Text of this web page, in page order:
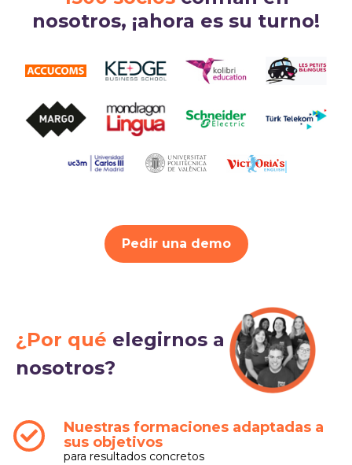
nosotros, ¡ahora es su turno!
Pedir una demo
¿Por qué elegirnos a
nosotros?
Nuestras formaciones adaptadas a
sus objetivos
para resultados concretos